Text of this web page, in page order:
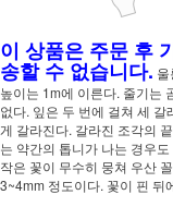
이 상품은 주문 후
송할 수 없습니다.
높이는 1m에 이른다. 줄기는
없다. 잎은 두 번에 걸쳐 세
게 갈라진다. 갈라진 조각의
는 약간의 톱니가 나는 경우
작은 꽃이 무수히 뭉쳐 우산
3~4mm 정도이다. 꽃이 핀 뒤